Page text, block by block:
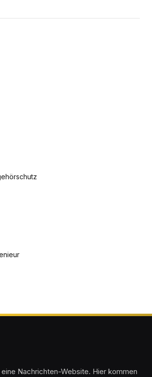
Nachrichten-Website. Hier kommen